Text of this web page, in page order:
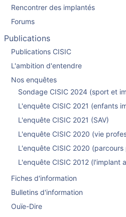
Rencontrer des implantés
Forums
Publications
Publications CISIC
L'ambition d'entendre
Nos enquêtes
Sondage CISIC 2024 (sport et
L'enquête CISIC 2021 (enfants
L'enquête CISIC 2021 (SAV)
L'enquête CISIC 2020 (vie
L'enquête CISIC 2020
L'enquête CISIC 2012 (l'implant
Fiches d'information
Bulletins d'information
Ouïe-Dire